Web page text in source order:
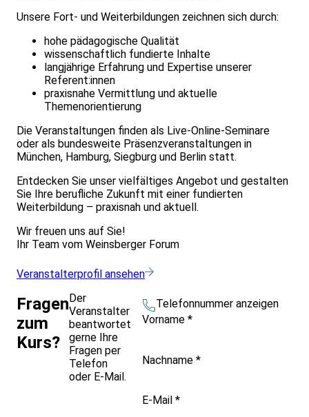
Unsere Fort- und Weiterbildungen zeichnen sich durch:
hohe pädagogische Qualität
wissenschaftlich fundierte Inhalte
langjährige Erfahrung und Expertise unserer
Referent:innen
praxisnahe Vermittlung und aktuelle
Themenorientierung
Die Veranstaltungen finden als Live-Online-Seminare
oder als bundesweite Präsenzveranstaltungen in
München, Hamburg, Siegburg und Berlin statt.
Entdecken Sie unser vielfältiges Angebot und gestalten
Sie Ihre berufliche Zukunft mit einer fundierten
Weiterbildung – praxisnah und aktuell.
Wir freuen uns auf Sie!
Ihr Team vom Weinsberger Forum
Veranstalterprofil ansehen
Fragen
zum
Kurs?
Der
Veranstalter
beantwortet
gerne Ihre
Fragen per
Telefon
oder E-Mail.
Telefonnummer anzeigen
Vorname *
Nachname *
E-Mail *